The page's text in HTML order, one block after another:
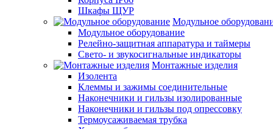
Шкафы ЩУР
Модульное
Модульное оборудование
Релейно-защитная аппаратура и таймеры
Свето- и звукосигнальные индикаторы
Монтажные изделия
Изолента
Клеммы и зажимы соединительные
Наконечники и гильзы изолированные
Наконечники и гильзы под опрессовку
Термоусаживаемая трубка